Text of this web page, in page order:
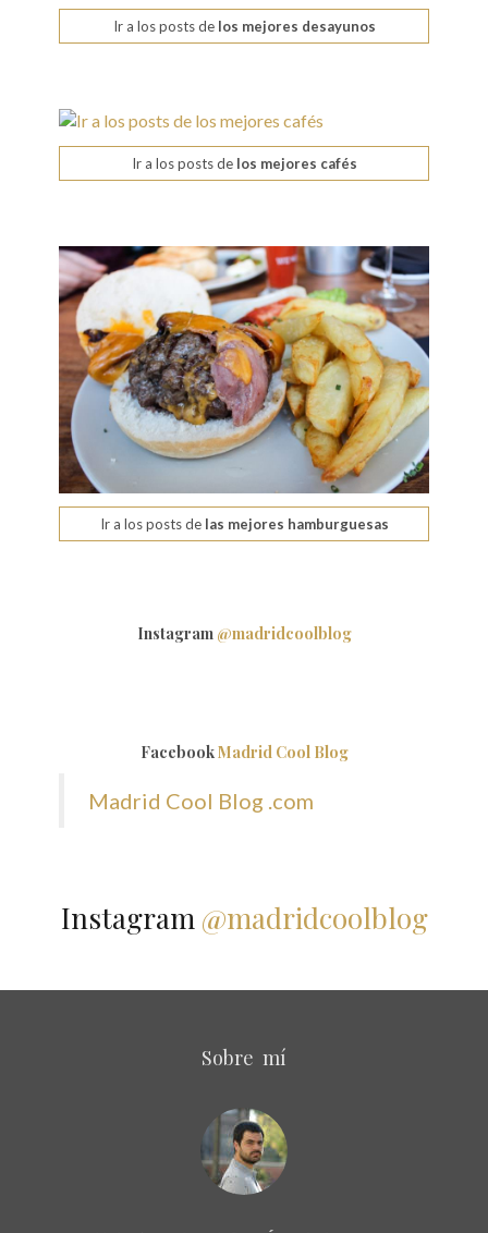
Ir a los posts delos mejores desayunos
Ir a los posts delos mejores cafés
Ir a los posts delas mejores hamburguesas
Instagram @madridcoolblog
FacebookMadrid Cool Blog
Madrid Cool Blog .com
Instagram @madridcoolblog
Sobre mí